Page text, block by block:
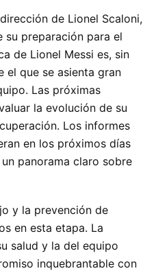
de Lionel Scaloni,
su preparación para el
de Lionel Messi es, sin
el que se asienta gran
Las próximas
la evolución de su
Los informes
en los próximos días
panorama claro sobre
y la prevención de
en esta etapa. La
salud y la del equipo
inquebrantable con